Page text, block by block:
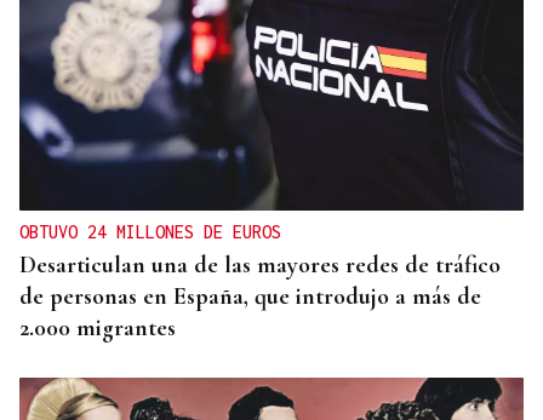
RETIRADAS DE ESCOMBROS
A Bouza avanza “poco a poco” hacia su nueva
normalidad tras las riadas
OBTUVO 24 MILLONES DE EUROS
Desarticulan una de las mayores redes de tráfico
de personas en España, que introdujo a más de
2.000 migrantes